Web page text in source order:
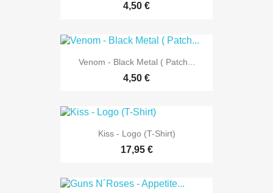
4,50 €
Venom - Black Metal ( Patch...
4,50 €
Kiss - Logo (T-Shirt)
17,95 €